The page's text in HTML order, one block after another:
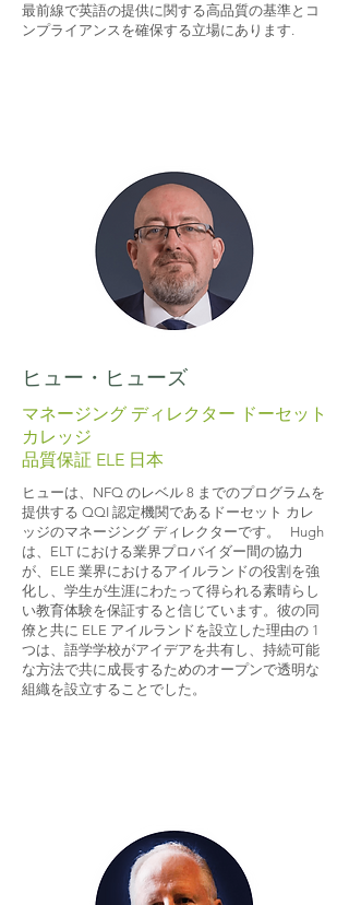
最前線で英語の提供に関する高品質の基準とコ
ンプライアンスを確保する立場にあります.
ヒュー・ヒューズ
マネージング ディレクター ドーセット
カレッジ
品質保証 ELE 日本
ヒューは、NFQ のレベル 8 までのプログラムを
提供する QQI 認定機関であるドーセット カレ
ッジのマネージング ディレクターです。 Hugh
は、ELT における業界プロバイダー間の協力
が、ELE 業界におけるアイルランドの役割を強
化し、学生が生涯にわたって得られる素晴らし
い教育体験を保証すると信じています。彼の同
僚と共に ELE アイルランドを設立した理由の 1
つは、語学学校がアイデアを共有し、持続可能
な方法で共に成長するためのオープンで透明な
組織を設立することでした。